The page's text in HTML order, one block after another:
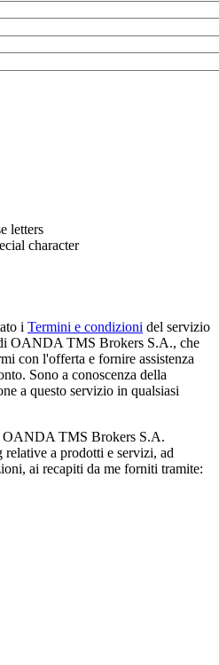
letters
character
i Termini e condizioni del servizio
OANDA TMS Brokers S.A., che
con l'offerta e fornire assistenza
Sono a conoscenza della
a questo servizio in qualsiasi
OANDA TMS Brokers S.A.
a prodotti e servizi, ad
ai recapiti da me forniti tramite: